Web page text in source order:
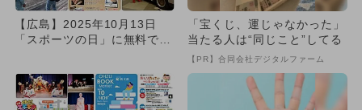
【広島】2025年10月13日
「スポーツの日」に無料で楽
「宝くじ、運じゃなかった」
当たる人は“同じこと”してる
【PR】合同会社デジタルファーム